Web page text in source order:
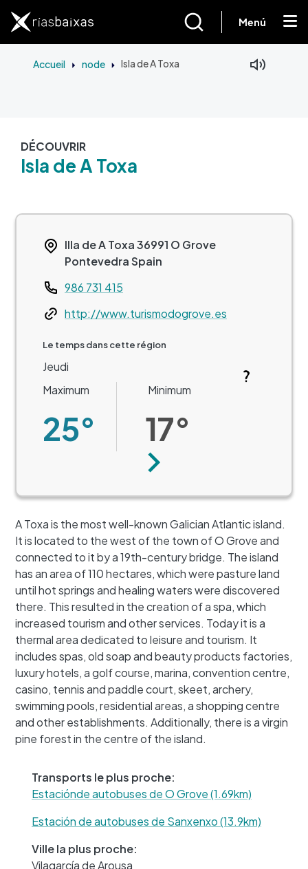
Menú
Accueil node Isla de A Toxa
DÉCOUVRIR
Isla de A Toxa
Illa de A Toxa36991 O Grove
PontevedraSpain
Teléfono
986 731 415
Webhttp://www.turismodogrove.es
Le temps dans cette région
Jeudi
Maximum
25°
Minimum
17°
Suivant
A Toxa is the most well-known Galician Atlantic island.
It is located to the west of the town of O Grove and
connected to it by a 19th-century bridge. The island
has an area of 110 hectares, which were pasture land
until hot springs and healing waters were discovered
there. This resulted in the creation of a spa, which
increased tourism and other services. Today it is a
thermal area dedicated to leisure and tourism. It
includes spas, old soap and beauty products factories,
luxury hotels, a golf course, marina, convention centre,
casino, tennis and paddle court, skeet, archery,
swimming pools, residential areas, a shopping centre
and other establishments. Additionally, there is a virgin
pine forest in the centre of the island.
+
−
Transports le plus proche:
Estaciónde autobuses de O Grove (1.69km)
Estación de autobuses de Sanxenxo (13.9km)
Ville la plus proche:
Vilagarcía de Arousa